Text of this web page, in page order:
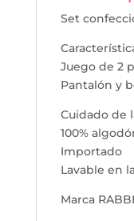
Set
Juego de 2
Pantalón y
Cuidado de
100%
Importado
Lavable en
Marca